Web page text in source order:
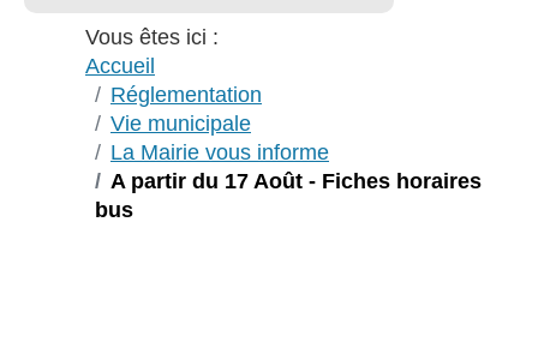
Vous êtes ici :
Accueil
Réglementation
Vie municipale
La Mairie vous informe
A partir du 17 Août - Fiches horaires
bus